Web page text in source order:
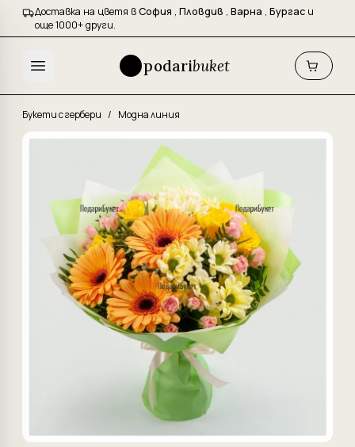
Доставка на цветя вСофия , Пловдив , Варна , Бургас и
още 1000+ други.
podaribuket
Букети с гербери / Модна линия